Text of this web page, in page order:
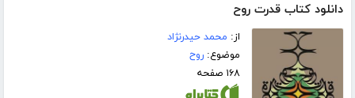
دانلود کتاب قدرت روح
از: محمد حیدرنژاد
موضوع:روح
۱۶۸ صفحه